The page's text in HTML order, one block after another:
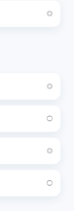
◎
◎
◯
◎
◯